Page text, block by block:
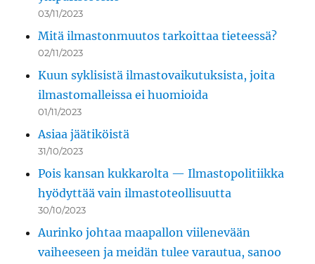
03/11/2023
Mitä ilmastonmuutos tarkoittaa tieteessä?
02/11/2023
Kuun syklisistä ilmastovaikutuksista, joita
ilmastomalleissa ei huomioida
01/11/2023
Asiaa jäätiköistä
31/10/2023
Pois kansan kukkarolta — Ilmastopolitiikka
hyödyttää vain ilmastoteollisuutta
30/10/2023
Aurinko johtaa maapallon viilenevään
vaiheeseen ja meidän tulee varautua, sanoo